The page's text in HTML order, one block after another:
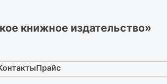
книжное издательство»
Прайс